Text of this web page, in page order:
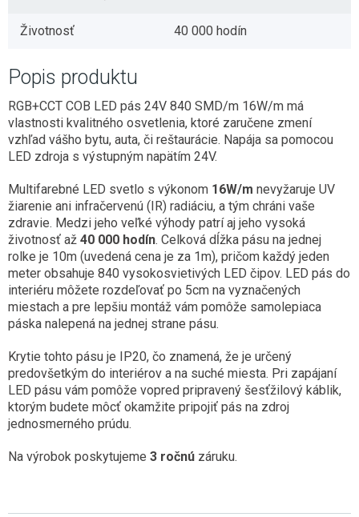
Životnosť 40 000 hodín
Popis produktu
RGB+CCT COB LED pás 24V 840 SMD/m 16W/m má
vlastnosti kvalitného osvetlenia, ktoré zaručene zmení
vzhľad vášho bytu, auta, či reštaurácie. Napája sa pomocou
LED zdroja s výstupným napätím 24V.
Multifarebné LED svetlo s výkonom 16W/m nevyžaruje UV
žiarenie ani infračervenú (IR) radiáciu, a tým chráni vaše
zdravie. Medzi jeho veľké výhody patrí aj jeho vysoká
životnosť až 40 000 hodín. Celková dĺžka pásu na jednej
rolke je 10m (uvedená cena je za 1m), pričom každý jeden
meter obsahuje 840 vysokosvietivých LED čipov. LED pás do
interiéru môžete rozdeľovať po 5cm na vyznačených
miestach a pre lepšiu montáž vám pomôže samolepiaca
páska nalepená na jednej strane pásu.
Krytie tohto pásu je IP20, čo znamená, že je určený
predovšetkým do interiérov a na suché miesta. Pri zapájaní
LED pásu vám pomôže vopred pripravený šesťžilový káblik,
ktorým budete môcť okamžite pripojiť pás na zdroj
jednosmerného prúdu.
Na výrobok poskytujeme 3 ročnú záruku.